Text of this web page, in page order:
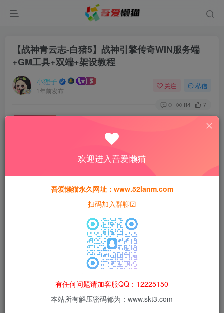
【战神青云志-白猪5】战神引擎传奇WIN服务端
+GM工具+双端+架设教程
小狸子
1年前发布
关注 私信
0 84 7
此内容为付费资源，请付费后查看
猫粮30
黄金会员猫粮15 钻石会员 免费
本站所有资源均为网络收集整理而来，仅供学习研究使用，请在下
载后24h内删除，谢谢合作！
本站资源仅用于学习交流，禁止商业运营与违法、侵权
果由使用者自行承担。
欢迎进入吾爱懒猫
吾爱懒猫永久网址：www.52lanm.com
扫码加入群聊☑
有任何问题请加客服QQ：12225150
本站所有解压密码都为：www.skt3.com